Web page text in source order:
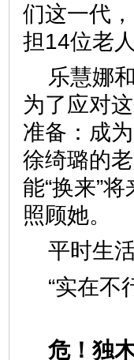
们这一代
担14位老
乐慧娜
为了应对
准备：成
徐绮璐的
能“换来”
照顾她
平时生
“实在不
危！独